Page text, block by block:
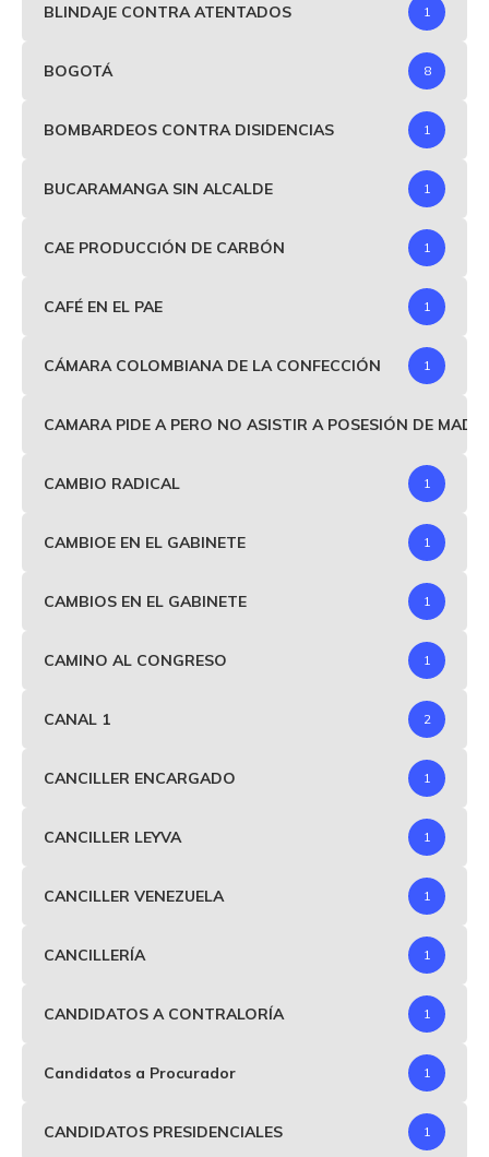
BLINDAJE CONTRA ATENTADOS 1
BOGOTÁ 8
BOMBARDEOS CONTRA DISIDENCIAS 1
BUCARAMANGA SIN ALCALDE 1
CAE PRODUCCIÓN DE CARBÓN 1
CAFÉ EN EL PAE 1
CÁMARA COLOMBIANA DE LA CONFECCIÓN 1
CAMARA PIDE A PERO NO ASISTIR A POSESIÓN DE
CAMBIO RADICAL 1
CAMBIOE EN EL GABINETE 1
CAMBIOS EN EL GABINETE 1
CAMINO AL CONGRESO 1
CANAL 1 2
CANCILLER ENCARGADO 1
CANCILLER LEYVA 1
CANCILLER VENEZUELA 1
CANCILLERÍA 1
CANDIDATOS A CONTRALORÍA 1
Candidatos a Procurador 1
CANDIDATOS PRESIDENCIALES 1